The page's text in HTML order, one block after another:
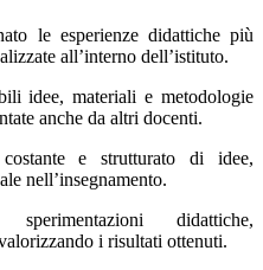
le esperienze didattiche più
all’interno dell’istituto.
idee, materiali e metodologie
anche da altri docenti.
e strutturato di idee,
nell’insegnamento.
didattiche,
i risultati ottenuti.